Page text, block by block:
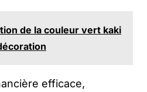
de la couleur vert kaki
efficace,